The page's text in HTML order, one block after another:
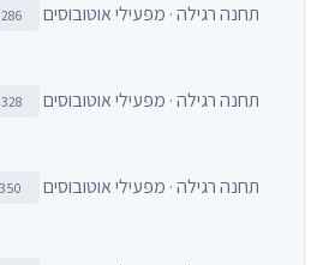
תחנה רגילה · מפעילי אוטובוסים 286 מטר
תחנה רגילה · מפעילי אוטובוסים 328 מטר
תחנה רגילה · מפעילי אוטובוסים 350 מטר